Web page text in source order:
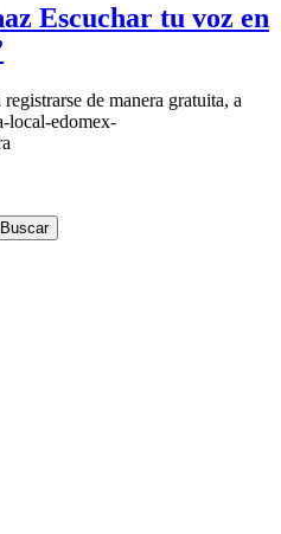
Escuchar tu voz en
de manera gratuita, a
local-edomex-
Buscar